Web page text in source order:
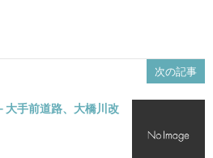
次の記事
大手前道路、大橋川改